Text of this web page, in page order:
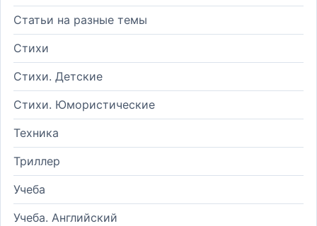
Статьи на разные темы
Стихи
Стихи. Детские
Стихи. Юмористические
Техника
Триллер
Учеба
Учеба. Английский